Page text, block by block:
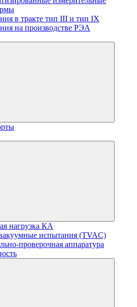
в тракте тип III и тип IX
на производстве РЭА
нагрузка КА
испытания (TVAC)
проверочная аппаратура